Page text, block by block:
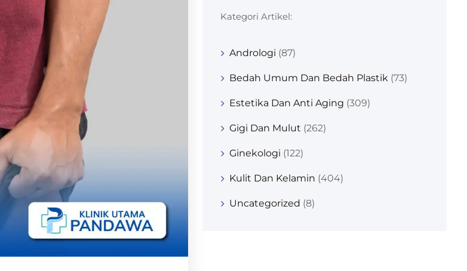
Kategori Artikel:
Andrologi (87)
Bedah Umum Dan Bedah Plastik (73)
Estetika Dan Anti Aging (309)
Gigi Dan Mulut (262)
Ginekologi (122)
Kulit Dan Kelamin (404)
Uncategorized (8)